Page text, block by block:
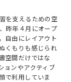
を支えるための空
昨年４月にオープ
自由にレイアウト
くもりも感じられ
空間だけではな
ョンやアクティブ
で利用していま